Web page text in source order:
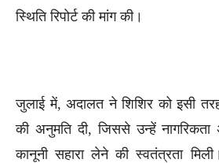
स्थिति रिपोर्ट की मांग की।
जुलाई में, अदालत ने शिशिर को इसी
की अनुमति दी, जिससे उन्हें
कानूनी सहारा लेने की स्वतंत्रता